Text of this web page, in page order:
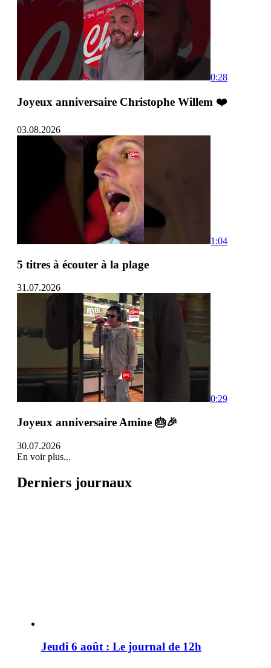
0:28
Joyeux anniversaire Christophe Willem ❤️
03.08.2026
1:04
5 titres à écouter à la plage
31.07.2026
0:29
Joyeux anniversaire Amine 🎂🎉
30.07.2026
En voir plus...
Derniers journaux
Jeudi 6 août : Le journal de 12h